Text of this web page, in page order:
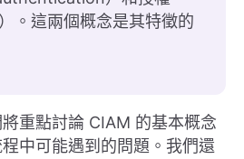
。這兩個概念是其特徵的
重點討論 CIAM 的基本概念
中可能遇到的問題。我們還